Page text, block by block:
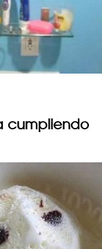
cumpliendo